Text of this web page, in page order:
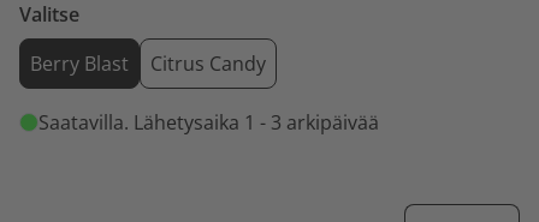
Valitse
Berry Blast
Citrus Candy
Saatavilla. Lähetysaika 1 - 3 arkipäivää